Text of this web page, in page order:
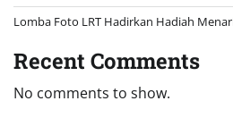
Lomba Foto LRT Hadirkan Hadiah
Recent Comments
No comments to show.